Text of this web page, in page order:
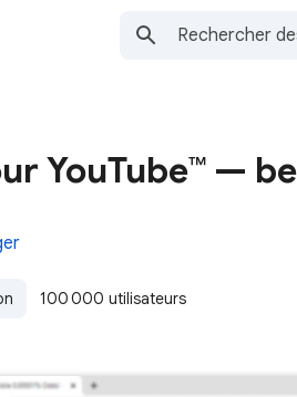
YouTube™ —
100 000 utilisateurs